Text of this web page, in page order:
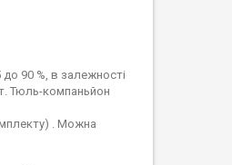
90 %, в залежності
Тюль-компаньйон
. Можна